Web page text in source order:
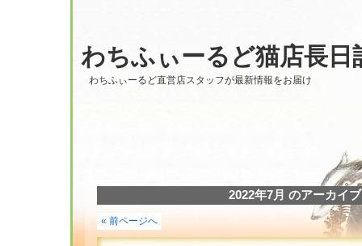
わちふぃーるど猫店長日
わちふぃーるど直営店スタッフが最新情報をお届け
2022年7月 のアーカイブ
« 前ページへ